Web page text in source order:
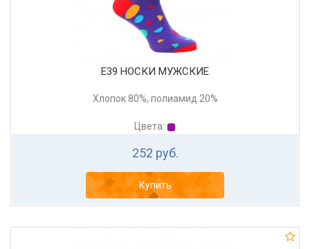
Е39 НОСКИ МУЖСКИЕ
Хлопок 80%, полиамид 20%
Цвета:
252 руб.
Купить